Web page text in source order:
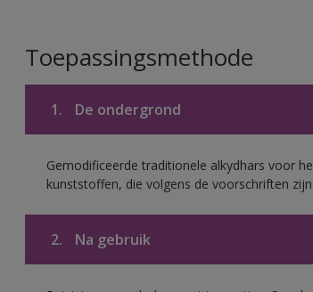
Toepassingsmethode
1. De ondergrond
Gemodificeerde traditionele alkydhars voor
kunststoffen, die volgens de voorschriften
2. Na gebruik